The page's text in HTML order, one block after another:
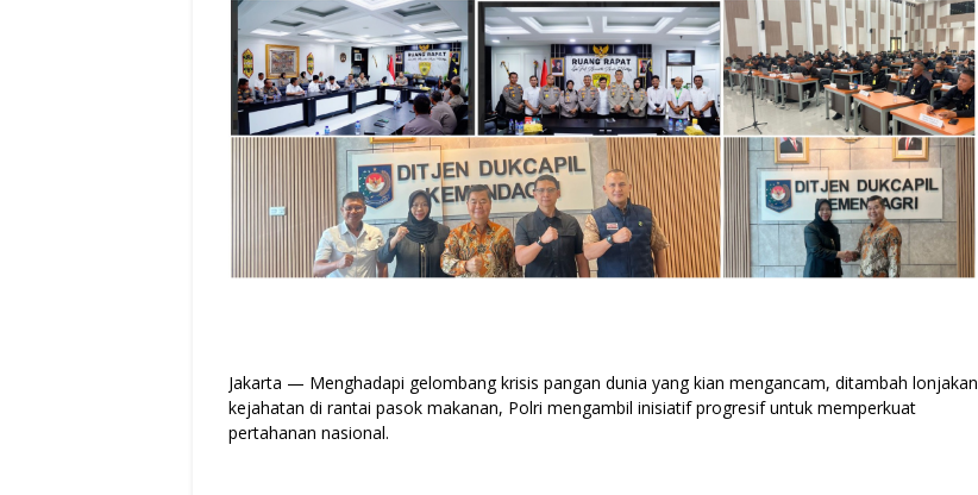
Jakarta — Menghadapi gelombang krisis pangan dunia yang kian mengancam, ditambah lonjakan
kejahatan di rantai pasok makanan, Polri mengambil inisiatif progresif untuk memperkuat
pertahanan nasional.